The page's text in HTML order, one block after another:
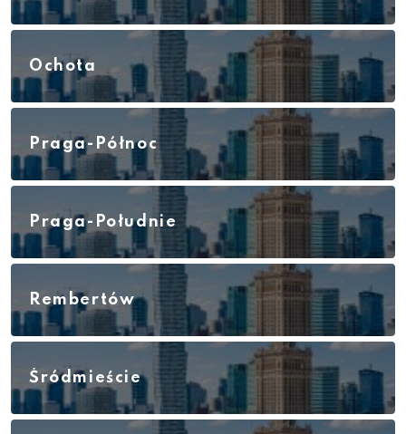
Ochota
Praga-Północ
Praga-Południe
Rembertów
Śródmieście